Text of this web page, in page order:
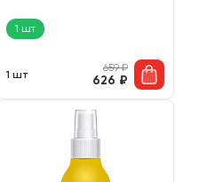
1 шт
1 шт
659₽
626 ₽